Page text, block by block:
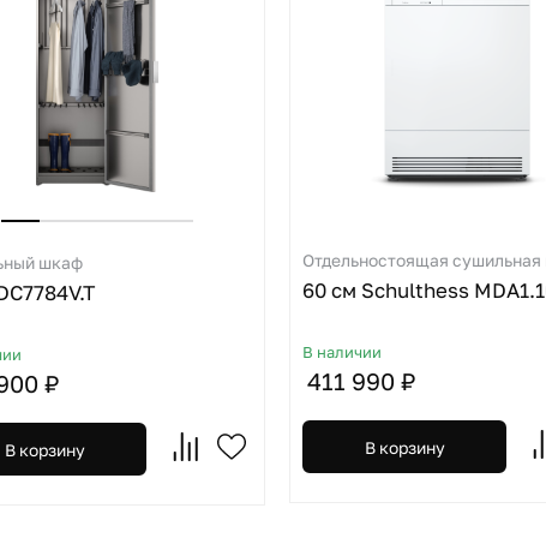
шкаф
₽
В корзину
Отдельностоящая
В наличии
411 990 ₽
В корзину